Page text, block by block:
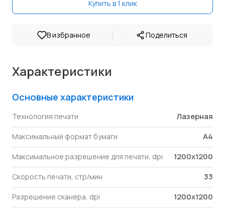
Купить в 1 клик
В избранное | Поделиться
Характеристики
Основные характеристики
Технология печати Лазерная
Максимальный формат бумаги A4
Максимальное разрешение для печати, dpi 1200x1200
Скорость печати, стр/мин 33
Разрешение сканера, dpi 1200x1200